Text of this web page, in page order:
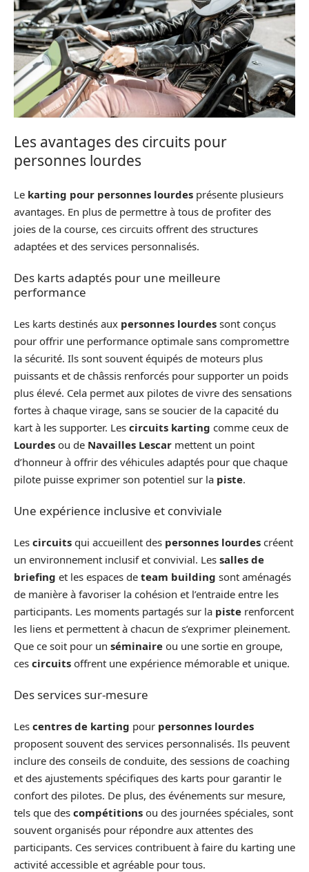
Les avantages des circuits pour
personnes lourdes
Le karting pour personnes lourdes présente plusieurs
avantages. En plus de permettre à tous de profiter des
joies de la course, ces circuits offrent des structures
adaptées et des services personnalisés.
Des karts adaptés pour une meilleure
performance
Les karts destinés aux personnes lourdes sont conçus
pour offrir une performance optimale sans compromettre
la sécurité. Ils sont souvent équipés de moteurs plus
puissants et de châssis renforcés pour supporter un poids
plus élevé. Cela permet aux pilotes de vivre des sensations
fortes à chaque virage, sans se soucier de la capacité du
kart à les supporter. Les circuits karting comme ceux de
Lourdes ou de Navailles Lescar mettent un point
d’honneur à offrir des véhicules adaptés pour que chaque
pilote puisse exprimer son potentiel sur la piste.
Une expérience inclusive et conviviale
Les circuits qui accueillent des personnes lourdes créent
un environnement inclusif et convivial. Les salles de
briefing et les espaces de team building sont aménagés
de manière à favoriser la cohésion et l’entraide entre les
participants. Les moments partagés sur la piste renforcent
les liens et permettent à chacun de s’exprimer pleinement.
Que ce soit pour un séminaire ou une sortie en groupe,
ces circuits offrent une expérience mémorable et unique.
Des services sur-mesure
Les centres de karting pour personnes lourdes
proposent souvent des services personnalisés. Ils peuvent
inclure des conseils de conduite, des sessions de coaching
et des ajustements spécifiques des karts pour garantir le
confort des pilotes. De plus, des événements sur mesure,
tels que des compétitions ou des journées spéciales, sont
souvent organisés pour répondre aux attentes des
participants. Ces services contribuent à faire du karting une
activité accessible et agréable pour tous.